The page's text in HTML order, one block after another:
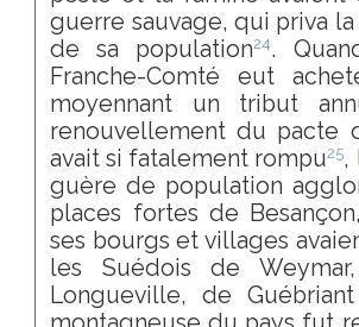
guerre sauvage, qui priva
de sa population24.
Franche-Comté eut
moyennant un tribut
renouvellement du pacte
avait si fatalement rompu25,
guère de population
places fortes de
ses bourgs et villages
les Suédois de
Longueville, de